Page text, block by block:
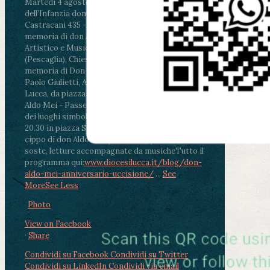
dell’Infanzia don Aldo Mei - Viale Castruccio
Castracani 435 - Inaugurazione murales in
memoria di don Aldo Mei curato dal Liceo
Artistico e Musicale “Passaglia”
ore 18 - Fiano
(Pescaglia), Chiesa parrocchiale - Messa in
memoria di Don Aldo Mei celebrata da mons.
Paolo Giulietti, Arcivescovo di Lucca
ore 20.30 -
Lucca, da piazza San Michele al Cippo di don
Aldo Mei - Passeggiata della Memoria in alcuni
dei luoghi simbolo della città. Ritrovo alle ore
20.30 in piazza San Michele con conclusione al
cippo di don Aldo Mei (Porta Elisa). Durante le
soste, letture accompagnate da musicheTutto il
programma qui:www.diocesilucca.it/blog/don-
aldo-mei-anniversario-uccisione/ ... See
MoreSee Less
Photo
View on Facebook
· Share
Condividi su FacebookCondividi su Twitter
Condividi su LinkedInCondividi via email